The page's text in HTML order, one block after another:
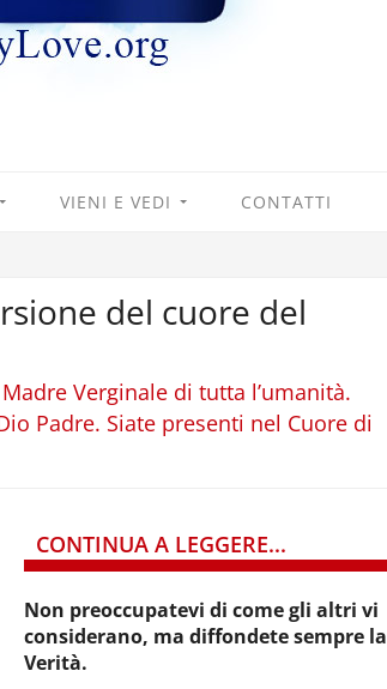
VIENI E VEDI CONTATTI
del cuore del
Verginale di tutta l’umanità.
Padre. Siate presenti nel Cuore di
CONTINUA A LEGGERE...
Non preoccupatevi di come gli altri vi
considerano, ma diffondete sempre la
Verità.